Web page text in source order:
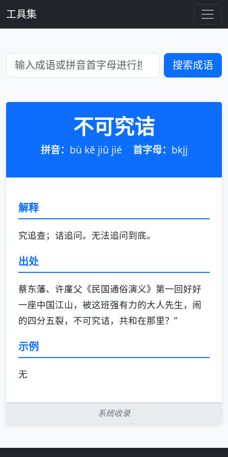
工具集
搜索成语
不可究诘
拼音： bù kě jiū jié 首字母： bkjj
解释
究追查；诘追问。无法追问到底。
出处
蔡东藩、许廑父《民国通俗演义》第一回好好
一座中国江山，被这班强有力的大人先生，闹
的四分五裂，不可究诘，共和在那里？”
示例
无
系统收录